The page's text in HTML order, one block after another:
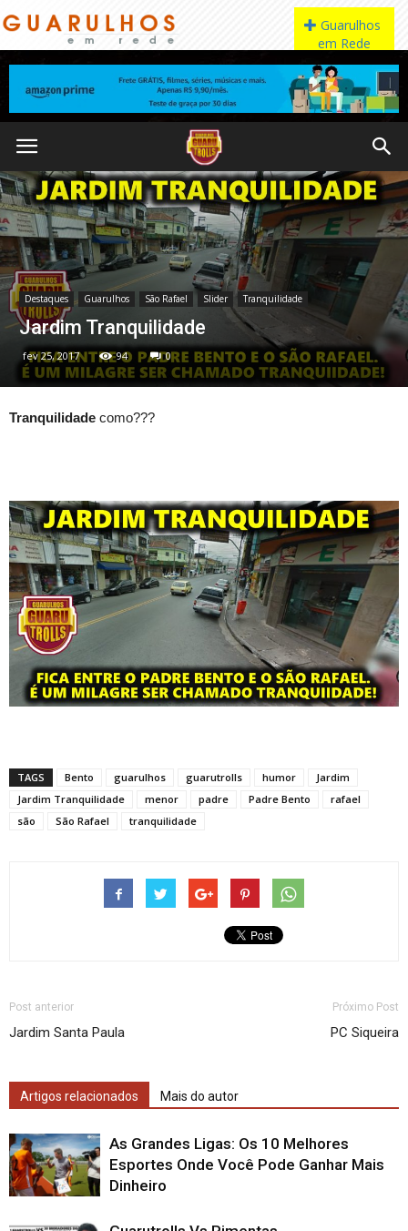
Destaques Guarulhos São Rafael Slider Tranquilidade
Jardim Tranquilidade
fev 25, 2017 94 0
Tranquilidade como???
TAGS Bento guarulhos guarutrolls humor
Jardim
Jardim Tranquilidade
menor padre Padre Bento
rafael
são
São Rafael tranquilidade
Post anterior
Jardim Santa Paula
Próximo Post
PC Siqueira
Artigos relacionados Mais do autor
As Grandes Ligas: Os 10 Melhores
Esportes Onde Você Pode Ganhar Mais
Dinheiro